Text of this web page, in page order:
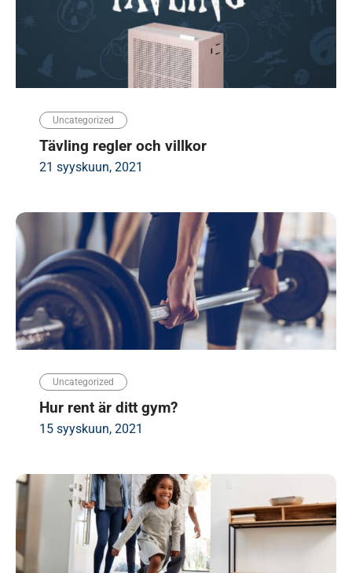
Uncategorized
Tävling regler och villkor
21 syyskuun, 2021
Uncategorized
Hur rent är ditt gym?
15 syyskuun, 2021